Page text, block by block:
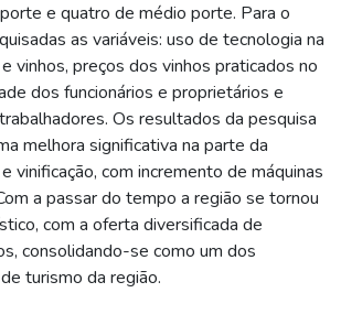
e quatro de médio porte. Para o
as variáveis: uso de tecnologia na
vinhos, preços dos vinhos praticados no
dos funcionários e proprietários e
Os resultados da pesquisa
melhora significativa na parte da
vinificação, com incremento de máquinas
a passar do tempo a região se tornou
com a oferta diversificada de
consolidando-se como um dos
turismo da região.